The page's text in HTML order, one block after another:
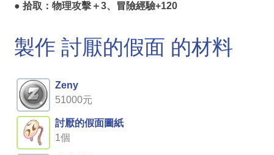
● 拾取：物理攻擊＋3、冒險經驗+120
製作 討厭的假面 的材料
Zeny
51000元
討厭的假面圖紙
1個